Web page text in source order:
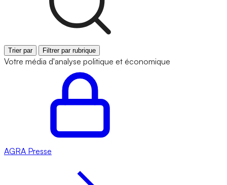
Trier par Filtrer par rubrique
Votre média d'analyse politique et économique
AGRA Presse